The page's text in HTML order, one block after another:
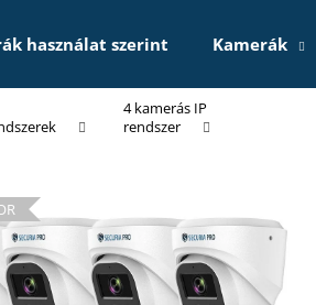
használat szerint Kamerák
4 kamerás IP
rendszer
keres?